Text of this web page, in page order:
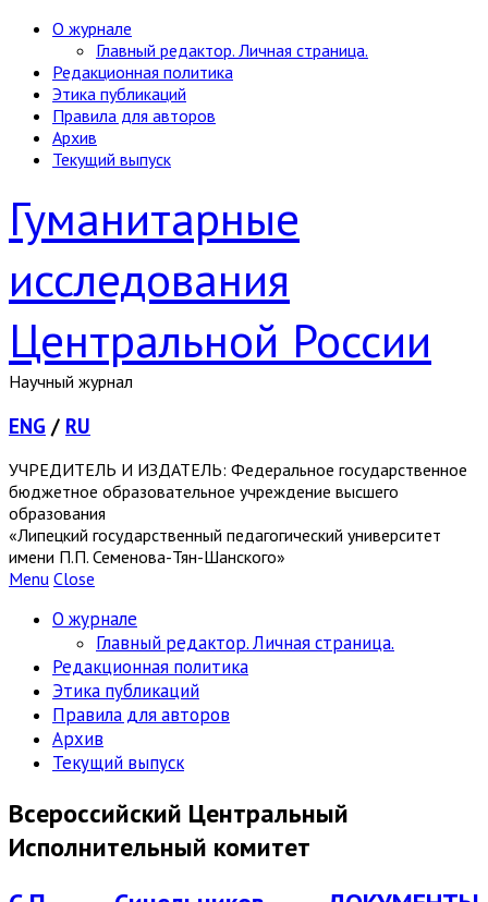
О журнале
Главный редактор. Личная страница.
Редакционная политика
Этика публикаций
Правила для авторов
Архив
Текущий выпуск
Гуманитарные
исследования
Центральной России
Научный журнал
ENG / RU
УЧРЕДИТЕЛЬ И ИЗДАТЕЛЬ: Федеральное государственное
бюджетное образовательное учреждение высшего
образования
«Липецкий государственный педагогический университет
имени П.П. Семенова-Тян-Шанского»
Menu Close
О журнале
Главный редактор. Личная страница.
Редакционная политика
Этика публикаций
Правила для авторов
Архив
Текущий выпуск
Всероссийский Центральный
Исполнительный комитет